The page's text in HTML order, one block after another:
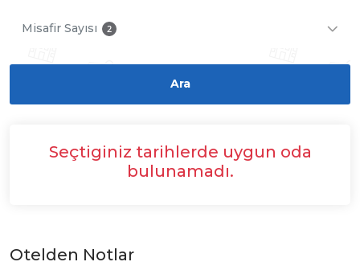
Misafir Sayısı 2
Seçtiginiz tarihlerde uygun oda
bulunamadı.
Otelden Notlar